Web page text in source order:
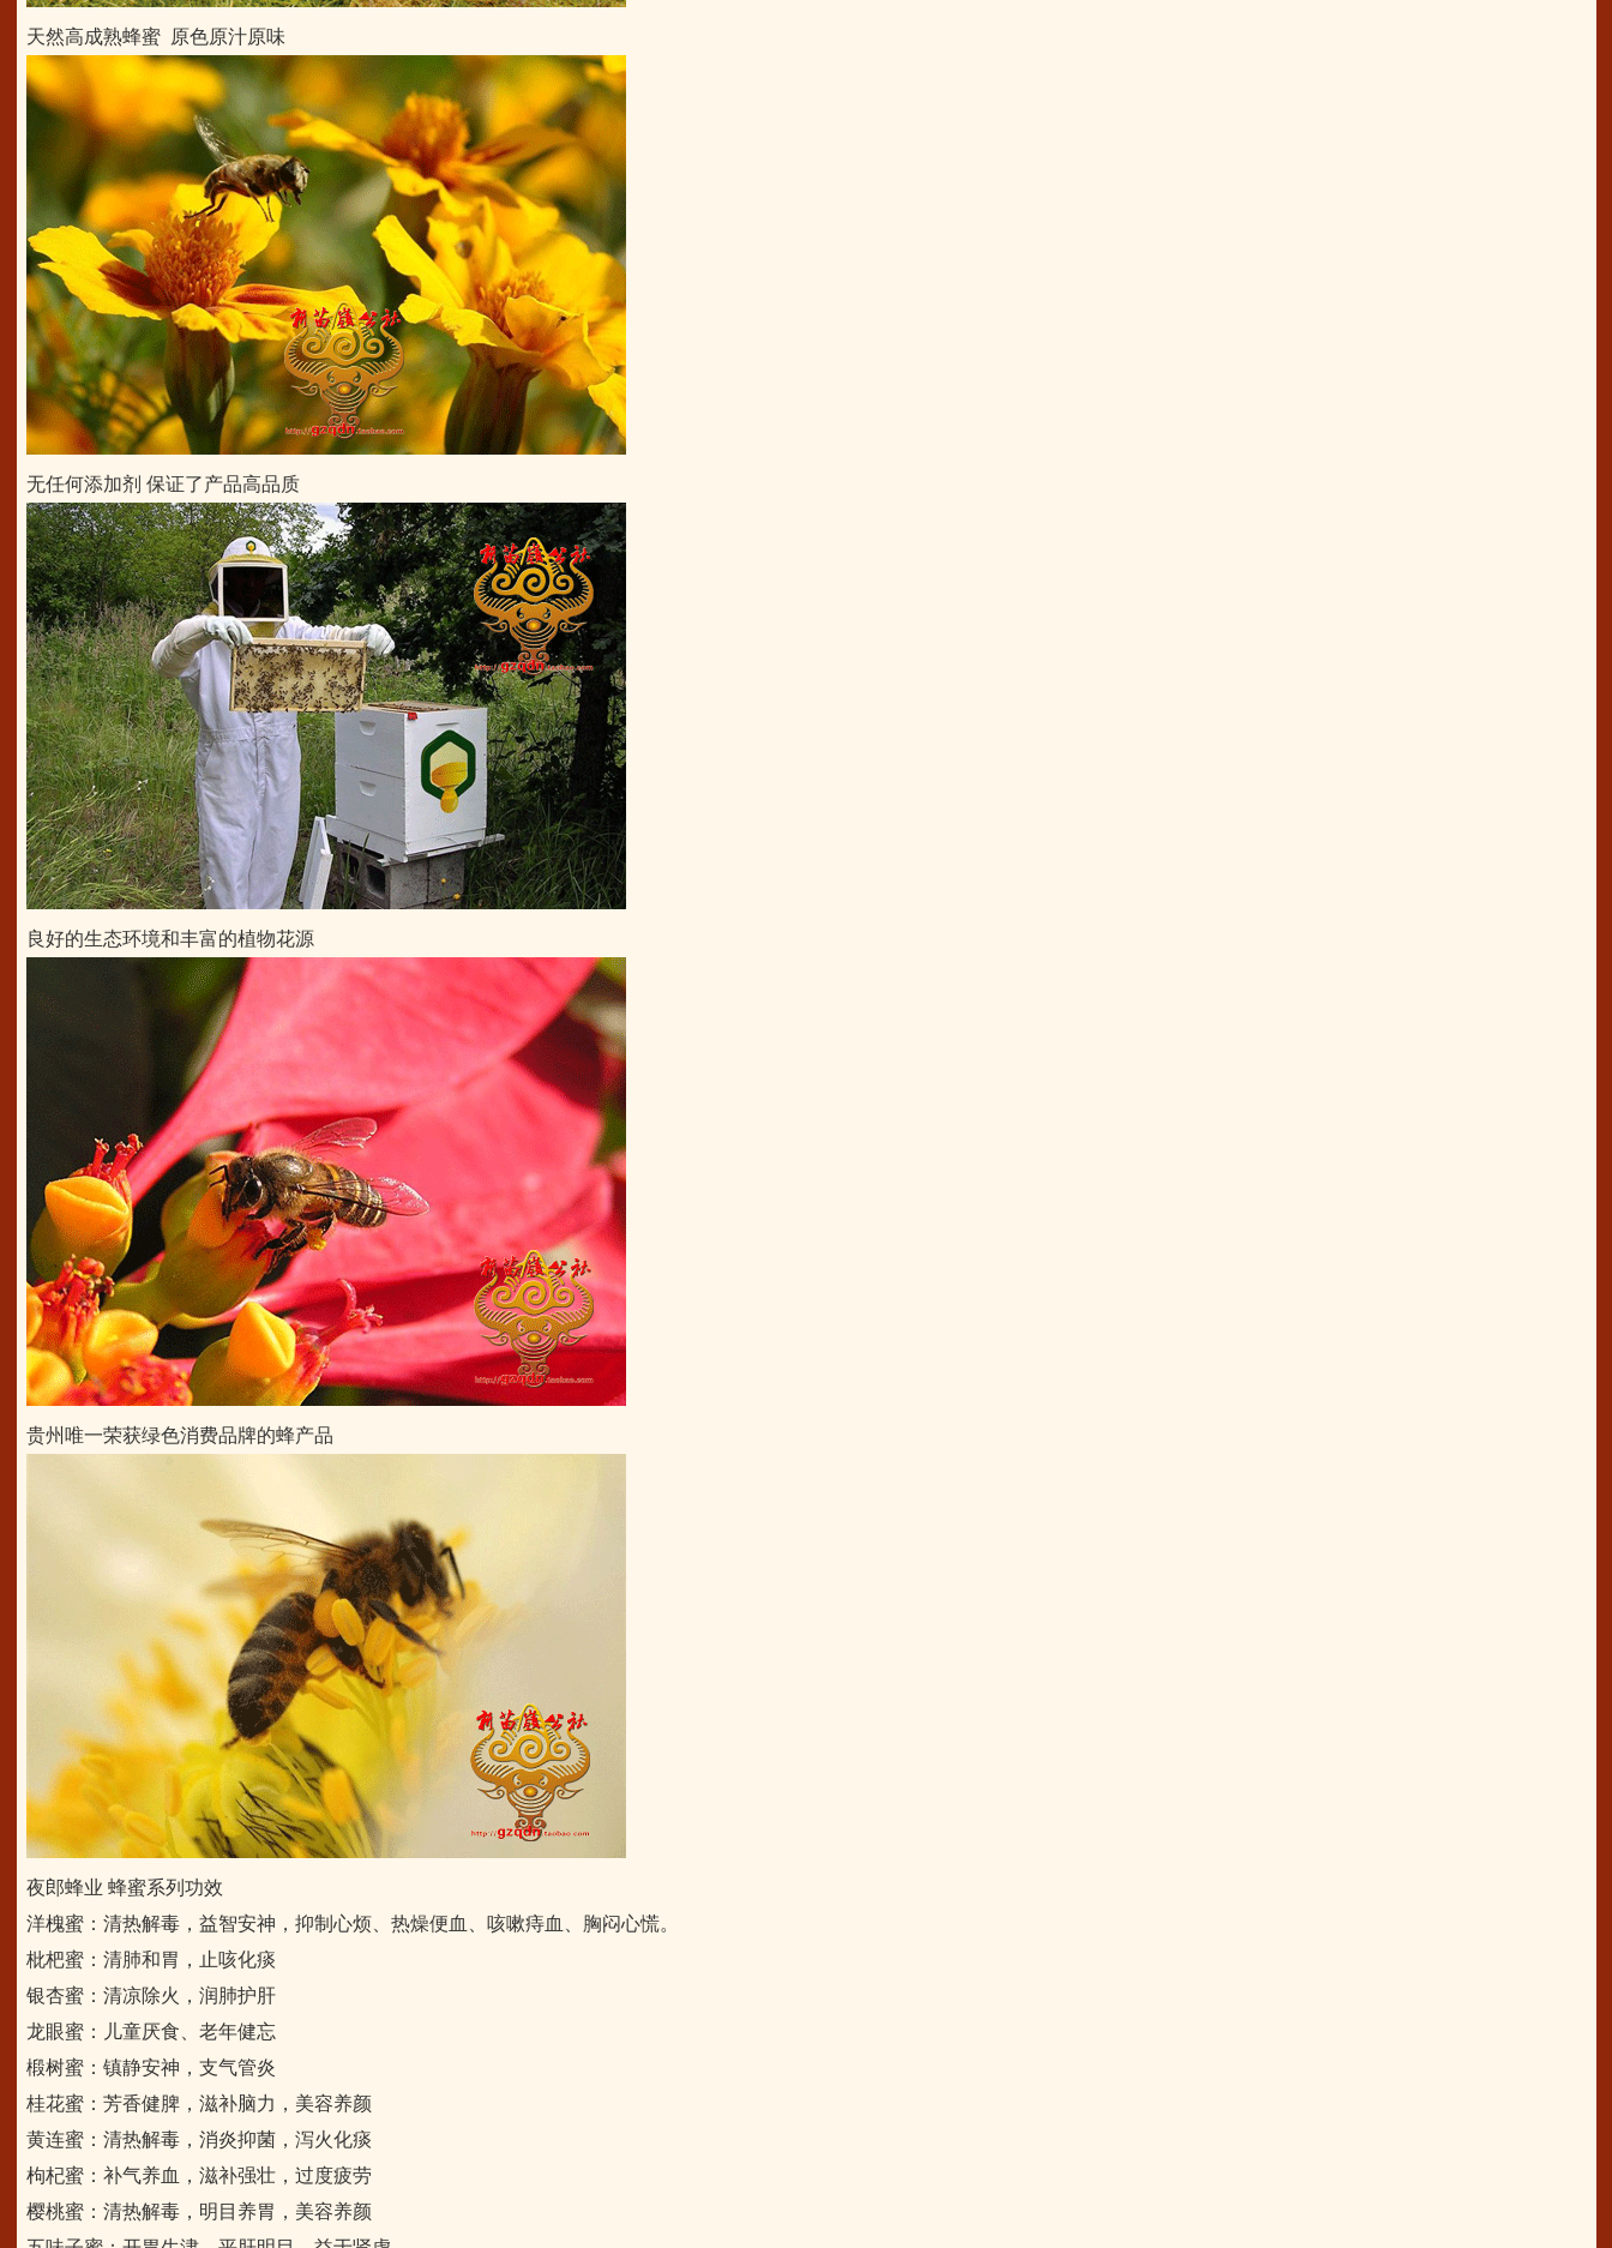
天然高成熟蜂蜜 原色原汁原味
无任何添加剂 保证了产品高品质
良好的生态环境和丰富的植物花源
贵州唯一荣获绿色消费品牌的蜂产品
夜郎蜂业 蜂蜜系列功效
洋槐蜜：清热解毒，益智安神，抑制心烦、热燥便血、咳嗽痔血、胸闷心慌。
枇杷蜜：清肺和胃，止咳化痰
银杏蜜：清凉除火，润肺护肝
龙眼蜜：儿童厌食、老年健忘
椴树蜜：镇静安神，支气管炎
桂花蜜：芳香健脾，滋补脑力，美容养颜
黄连蜜：清热解毒，消炎抑菌，泻火化痰
枸杞蜜：补气养血，滋补强壮，过度疲劳
樱桃蜜：清热解毒，明目养胃，美容养颜